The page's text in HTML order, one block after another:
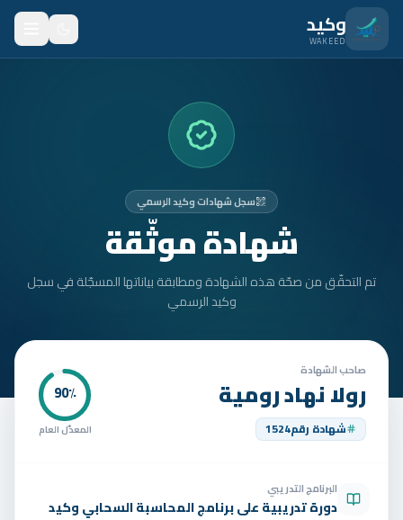
انتقل للمحتوى الرئيسي
وكيد
WAKEED
المتدربون
الأمان
تواصل
الوظائف
سجل شهادات وكيد الرسمي
شهادة موثّقة
تم التحقّق من صحّة هذه الشهادة ومطابقة بياناتها المسجّلة في سجل
وكيد الرسمي
صاحب الشهادة
رولا نهاد رومية
شهادة رقم1524
90٪
المعدّل العام
البرنامج التدريبي
دورة تدريبية على برنامج المحاسبة السحابي وكيد